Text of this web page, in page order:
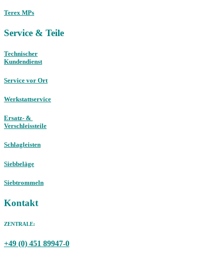
Terex MPs
Service & Teile
Technischer
Kundendienst
Service vor Ort
Werkstattservice
Ersatz- &
Verschleissteile
Schlagleisten
Siebbeläge
Siebtrommeln
Kontakt
ZENTRALE:
+49 (0) 451 89947-0